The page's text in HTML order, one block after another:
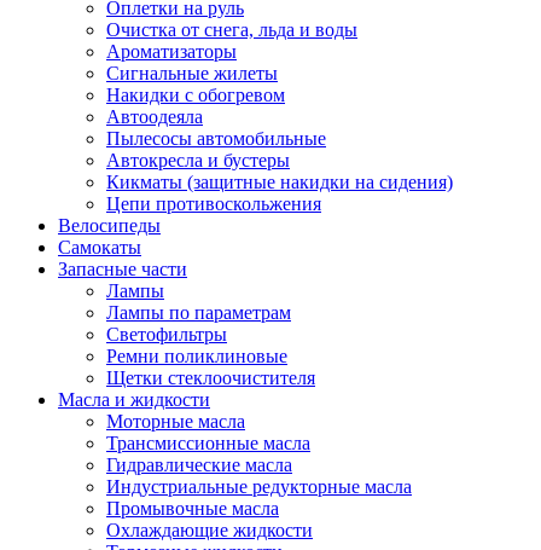
Оплетки на руль
Очистка от снега, льда и воды
Ароматизаторы
Сигнальные жилеты
Накидки с обогревом
Автоодеяла
Пылесосы автомобильные
Автокресла и бустеры
Кикматы (защитные накидки на сидения)
Цепи противоскольжения
Велосипеды
Самокаты
Запасные части
Лампы
Лампы по параметрам
Светофильтры
Ремни поликлиновые
Щетки стеклоочистителя
Масла и жидкости
Моторные масла
Трансмиссионные масла
Гидравлические масла
Индустриальные редукторные масла
Промывочные масла
Охлаждающие жидкости